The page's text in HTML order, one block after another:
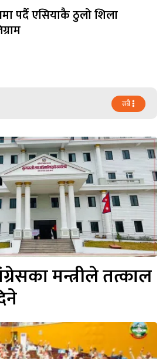
पर्दै एसियाकै ठुलो शिला
सबै
मन्त्रीले तत्काल